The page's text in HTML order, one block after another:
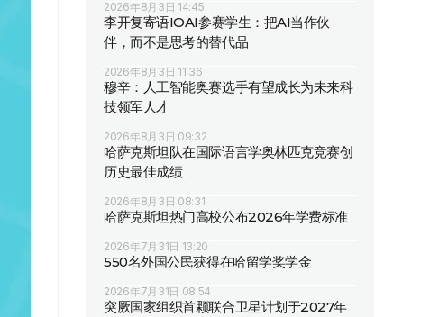
2026年8月3日 14:45
李开复寄语IOAI参赛学生：把AI当作伙
伴，而不是思考的替代品
2026年8月3日 11:36
穆辛：人工智能奥赛选手有望成长为未来科
技领军人才
2026年8月3日 09:32
哈萨克斯坦队在国际语言学奥林匹克竞赛创
历史最佳成绩
2026年8月3日 08:31
哈萨克斯坦热门高校公布2026年学费标准
2026年7月31日 13:20
550名外国公民获得在哈留学奖学金
2026年7月31日 08:54
突厥国家组织首颗联合卫星计划于2027年